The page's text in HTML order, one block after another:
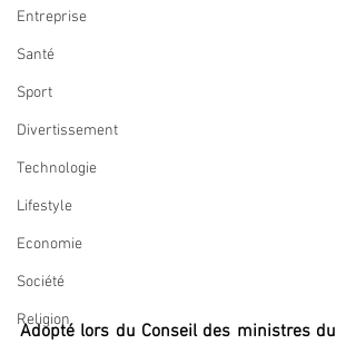
Entreprise
Santé
Sport
Divertissement
Technologie
Lifestyle
Economie
Société
Religion
Adopté lors du Conseil des ministres du